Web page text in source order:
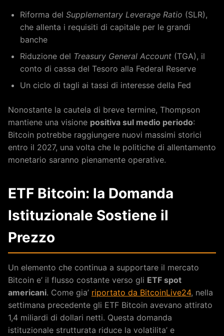
Riforma del Supplementary Leverage Ratio (SLR),
che allenta i requisiti di capitale per le grandi
banche
Riduzione del Treasury General Account (TGA), il
conto di cassa del Tesoro alla Federal Reserve
Un ciclo di tagli ai tassi di interesse della Fed
Nonostante la cautela di breve termine, Thompson
mantiene una visione positiva sul medio periodo:
Bitcoin potrebbe raggiungere nuovi massimi storici
entro il 2027, una volta che le politiche di allentamento
monetario saranno pienamente operative.
ETF Bitcoin: la Domanda
Istituzionale Sostiene il
Prezzo
Un elemento che continua a supportare il mercato
Bitcoin e’ il flusso costante verso gli ETF spot
americani. Come gia’ riportato da BitcoinLive24, nella
settimana precedente gli ETF Bitcoin avevano attirato
1,4 miliardi di dollari netti. Questa domanda
istituzionale strutturata riduce la volatilita’ e